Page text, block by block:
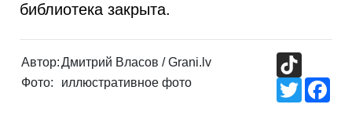
библиотека закрыта.
Автор:Дмитрий Власов / Grani.lv
Фото:
иллюстративное фото
Twitter